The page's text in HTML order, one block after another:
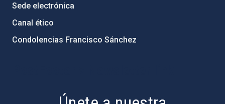
Sede electrónica
Canal ético
Condolencias Francisco Sánchez